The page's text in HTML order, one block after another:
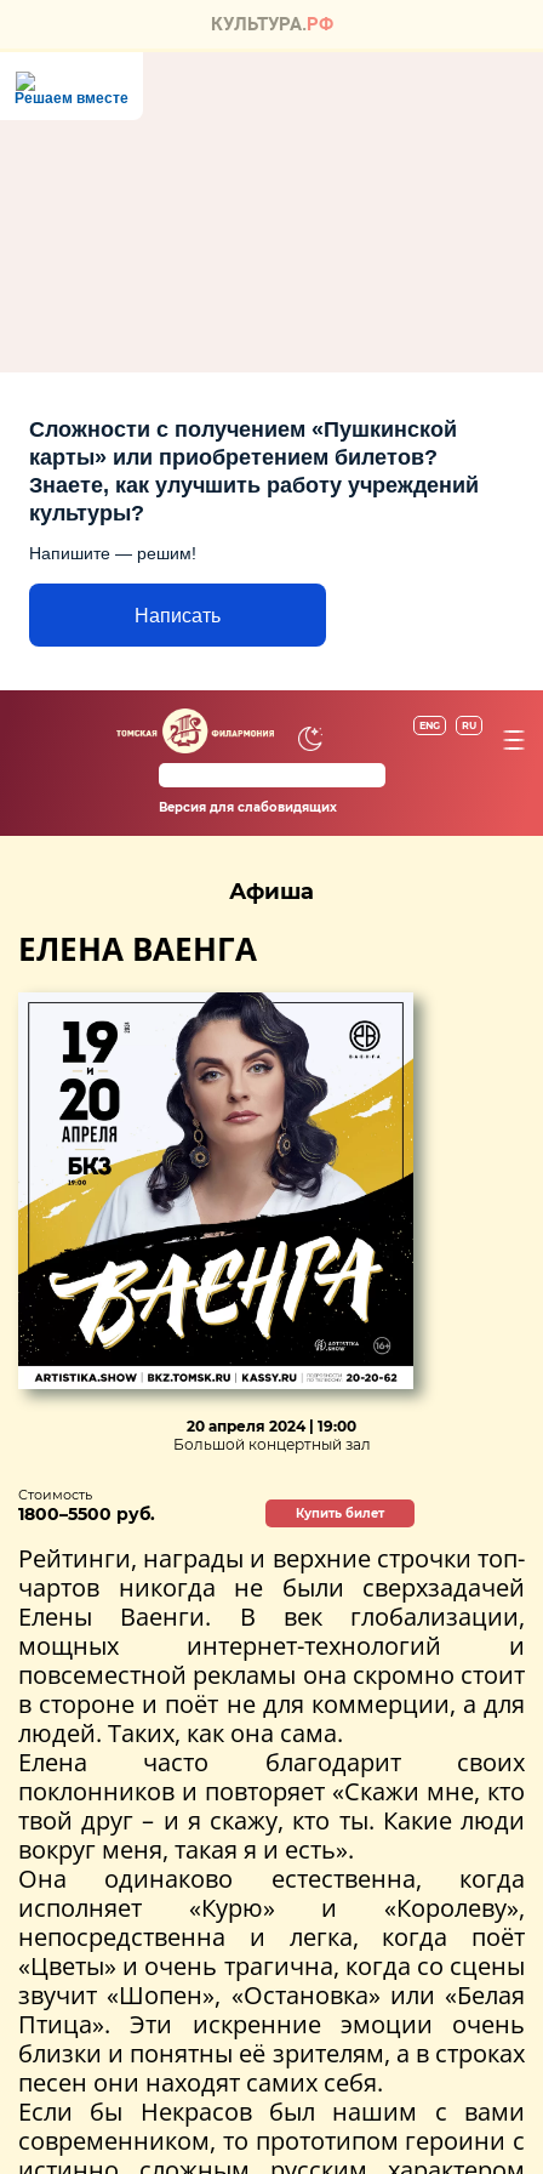
Решаем вместе
Сложности с получением «Пушкинской
карты» или приобретением билетов?
Знаете, как улучшить работу учреждений
культуры?
Напишите — решим!
Написать
ENG RU
Версия для слабовидящих
Афиша
ЕЛЕНА ВАЕНГА
20 апреля 2024 | 19:00
Большой концертный зал
Стоимость
1800–5500 руб. Купить билет
Рейтинги, награды и верхние строчки топ-
чартов никогда не были сверхзадачей
Елены Ваенги. В век глобализации,
мощных интернет-технологий и
повсеместной рекламы она скромно стоит
в стороне и поёт не для коммерции, а для
людей. Таких, как она сама.
Елена часто благодарит своих
поклонников и повторяет «Скажи мне, кто
твой друг – и я скажу, кто ты. Какие люди
вокруг меня, такая я и есть».
Она одинаково естественна, когда
исполняет «Курю» и «Королеву»,
непосредственна и легка, когда поёт
«Цветы» и очень трагична, когда со сцены
звучит «Шопен», «Остановка» или «Белая
Птица». Эти искренние эмоции очень
близки и понятны её зрителям, а в строках
песен они находят самих себя.
Если бы Некрасов был нашим с вами
современником, то прототипом героини с